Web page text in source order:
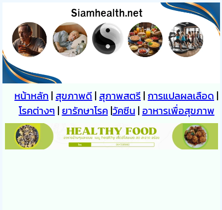
หน้าหลัก | สุขภาพดี | สุภาพสตรี|การแปลผลเลือด |
โรคต่างๆ | ยารักษาโรค |วัคซีน | อาหารเพื่อสุขภาพ